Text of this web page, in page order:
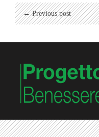
← Previous post